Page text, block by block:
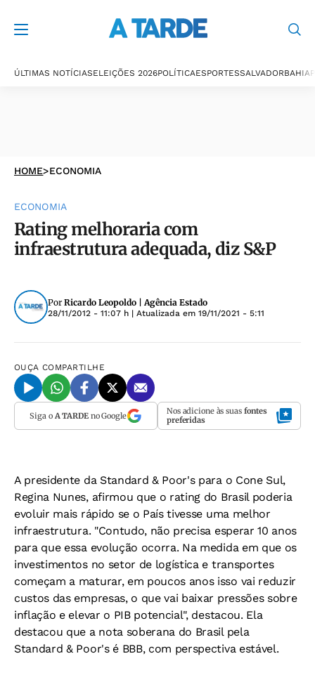
ÚLTIMAS NOTÍCIASELEIÇÕES 2026POLÍTICAESPORTESSALVADORBAHIA
HOME>ECONOMIA
ECONOMIA
Rating melhoraria com
infraestrutura adequada, diz S&P
Por Ricardo Leopoldo | Agência Estado
28/11/2012 - 11:07 h | Atualizada em 19/11/2021 - 5:11
OUÇA COMPARTILHE
Siga o A TARDEno Google Nos adicione às suas fontes
preferidas
A presidente da Standard & Poor's para o Cone Sul,
Regina Nunes, afirmou que o rating do Brasil poderia
evoluir mais rápido se o País tivesse uma melhor
infraestrutura. "Contudo, não precisa esperar 10 anos
para que essa evolução ocorra. Na medida em que os
investimentos no setor de logística e transportes
começam a maturar, em poucos anos isso vai reduzir
custos das empresas, o que vai baixar pressões sobre
inflação e elevar o PIB potencial", destacou. Ela
destacou que a nota soberana do Brasil pela
Standard & Poor's é BBB, com perspectiva estável.